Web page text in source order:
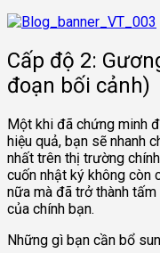
Cấp độ 2:
đoạn bối cảnh)
Một khi đã chứng minh
hiệu quả, bạn sẽ nhanh
nhất trên thị trường
cuốn nhật ký không còn
nữa mà đã trở thành
của chính bạn.
Những gì bạn cần bổ